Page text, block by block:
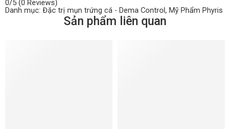
0/5 (0 Reviews)
Danh mục: Đặc trị mụn trứng cá - Dema Control , Mỹ Phẩm Phyris
Sản phẩm liên quan